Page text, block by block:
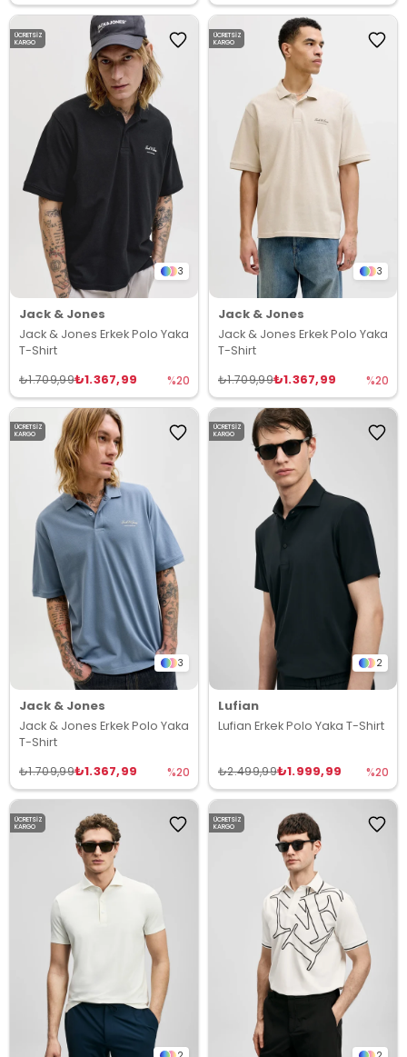
3
Jack & Jones
Jack & Jones Erkek Polo Yaka
T-Shirt
₺1.367,99
₺1.709,99 %20
ÜCRETSIZ
KARGO
3
Jack & Jones
Jack & Jones Erkek Polo Yaka
T-Shirt
₺1.367,99
₺1.709,99 %20
ÜCRETSIZ
KARGO
3
Jack & Jones
Jack & Jones Erkek Polo Yaka
T-Shirt
₺1.367,99
₺1.709,99 %20
ÜCRETSIZ
KARGO
2
Lufian
Lufian Erkek Polo Yaka T-Shirt
₺1.999,99
₺2.499,99 %20
ÜCRETSIZ
KARGO
ÜCRETSIZ
KARGO
ÜCRETSIZ
KARGO